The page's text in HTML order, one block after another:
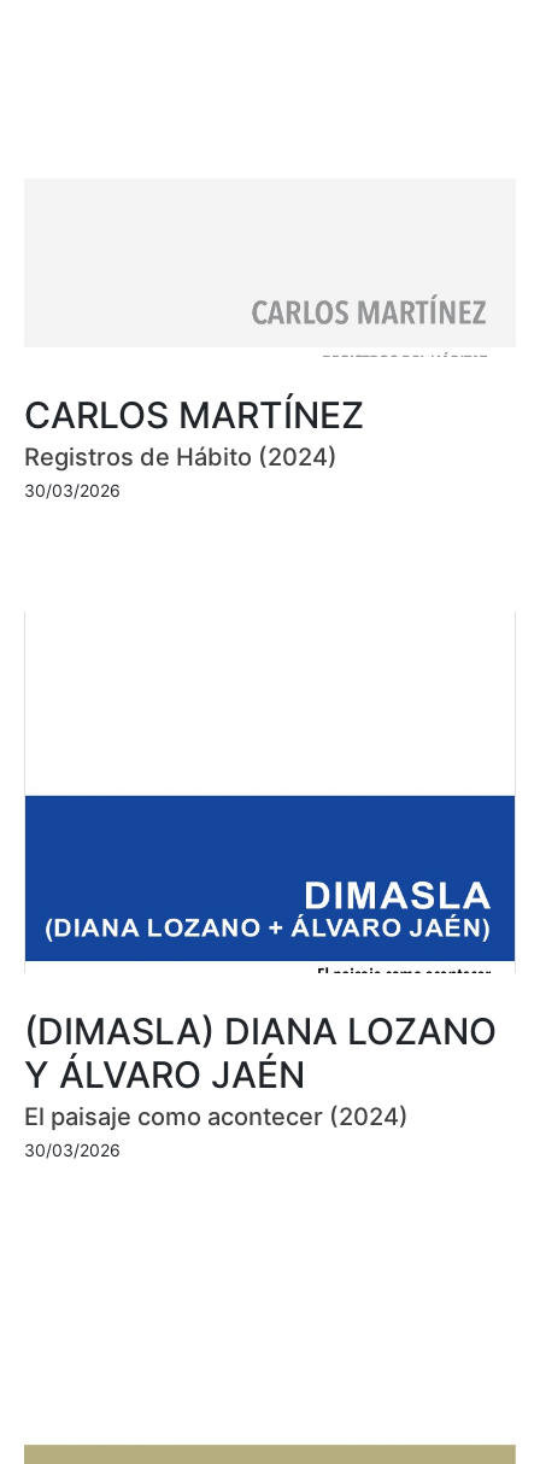
CARLOS MARTÍNEZ
Registros de Hábito (2024)
30/03/2026
(DIMASLA) DIANA LOZANO
Y ÁLVARO JAÉN
El paisaje como acontecer (2024)
30/03/2026